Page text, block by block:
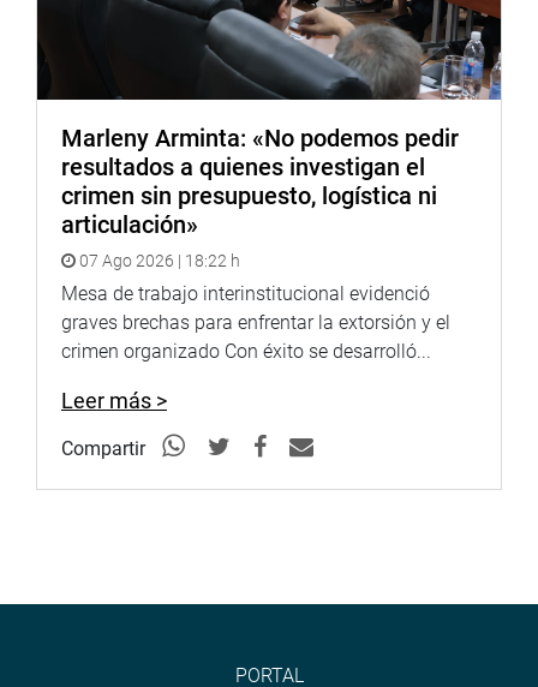
Marleny Arminta: «No podemos pedir
resultados a quienes investigan el
crimen sin presupuesto, logística ni
articulación»
07 Ago 2026 | 18:22 h
Mesa de trabajo interinstitucional evidenció
graves brechas para enfrentar la extorsión y el
crimen organizado Con éxito se desarrolló...
Leer más >
Compartir
PORTAL